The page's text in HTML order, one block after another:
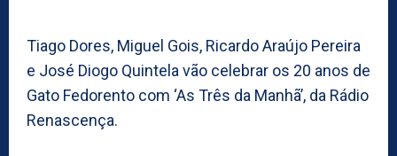
Tiago Dores, Miguel Gois, Ricardo Araújo Pereira
e José Diogo Quintela vão celebrar os 20 anos de
Gato Fedorento com ‘As Três da Manhã’, da Rádio
Renascença.